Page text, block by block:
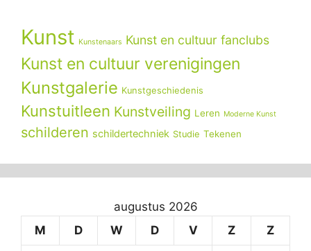
Kunst Kunstenaars Kunst en cultuur fanclubs
Kunst en cultuur verenigingen
Kunstgalerie Kunstgeschiedenis
Kunstuitleen Kunstveiling Leren Moderne Kunst
schilderen schildertechniek Studie Tekenen
augustus 2026
M
D W D V Z Z